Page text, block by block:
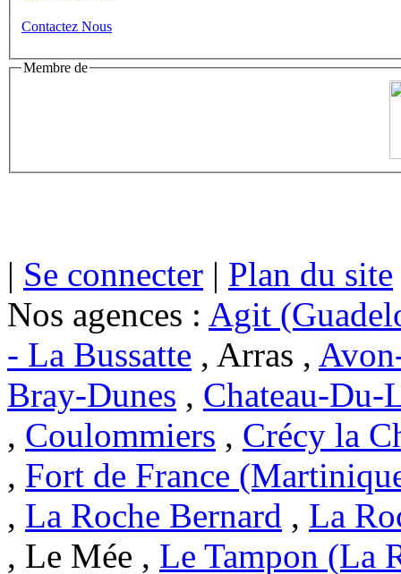
Contactez Nous
Membre de
| Se connecter | Plan du site
Nos agences : Agit
- La Bussatte , Arras ,
Bray-Dunes , Chateau-Du-
, Coulommiers , Crécy la
, Fort de France
, La Roche Bernard , La
, Le Mée , Le Tampon (La